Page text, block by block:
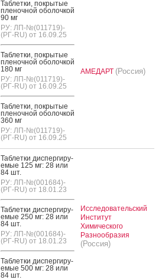
Таб­летки, пок­ры­тые
пле­ноч­ной обо­лоч­кой
90 мг
РУ: ЛП-№(011719)-
(РГ-RU) от 16.09.25
Таб­летки, пок­ры­тые
пле­ноч­ной обо­лоч­кой
180 мг
РУ: ЛП-№(011719)-
(РГ-RU) от 16.09.25
Таб­летки, пок­ры­тые
пле­ноч­ной обо­лоч­кой
360 мг
РУ: ЛП-№(011719)-
(РГ-RU) от 16.09.25
АМЕДАРТ (Россия)
Таб­летки дис­перги­ру­
емые 125 мг: 28 или
84 шт.
РУ: ЛП-№(001684)-
(РГ-RU) от 18.01.23
Таб­летки дис­перги­ру­
емые 250 мг: 28 или
84 шт.
РУ: ЛП-№(001684)-
(РГ-RU) от 18.01.23
Таб­летки дис­перги­ру­
емые 500 мг: 28 или
84 шт.
Исследовательский
Институт
Химического
Разнообразия
(Россия)